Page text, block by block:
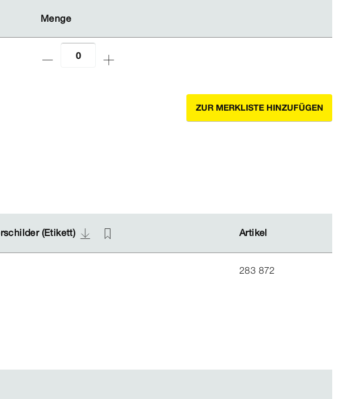
Menge
Menge
ZUR MERKLISTE HINZUFÜGEN
(Etikett) Artikel
(Etikett) Artikel
283 872